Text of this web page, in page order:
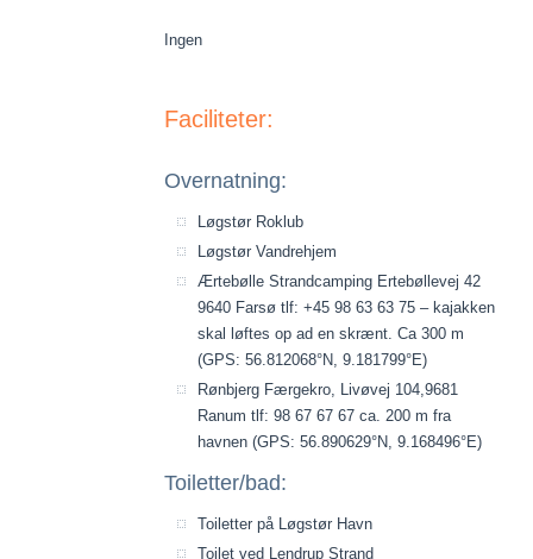
Ingen
Faciliteter:
Overnatning:
Løgstør Roklub
Løgstør Vandrehjem
Ærtebølle Strandcamping Ertebøllevej 42
9640 Farsø tlf: +45 98 63 63 75 – kajakken
skal løftes op ad en skrænt. Ca 300 m
(GPS: 56.812068°N, 9.181799°E)
Rønbjerg Færgekro, Livøvej 104,9681
Ranum tlf: 98 67 67 67 ca. 200 m fra
havnen (GPS: 56.890629°N, 9.168496°E)
Toiletter/bad:
Toiletter på Løgstør Havn
Toilet ved Lendrup Strand